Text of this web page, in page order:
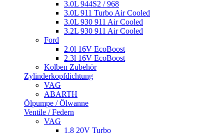
3.0L 944S2 / 968
3.0L 911 Turbo Air Cooled
3.0L 930 911 Air Cooled
3.2L 930 911 Air Cooled
Ford
2.0l 16V EcoBoost
2.3l 16V EcoBoost
Kolben Zubehör
Zylinderkopfdichtung
VAG
ABARTH
Ölpumpe / Ölwanne
Ventile / Federn
VAG
1.8 20V Turbo